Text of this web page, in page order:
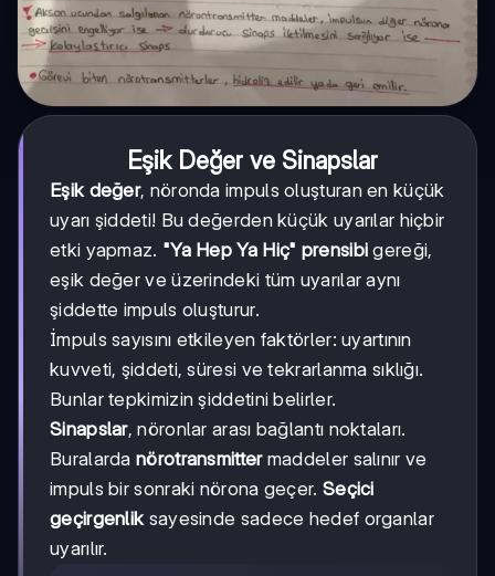
Eşik Değer ve Sinapslar
Eşik değer, nöronda impuls oluşturan en küçük
uyarı şiddeti! Bu değerden küçük uyarılar hiçbir
etki yapmaz. "Ya Hep Ya Hiç" prensibi gereği,
eşik değer ve üzerindeki tüm uyarılar aynı
şiddette impuls oluşturur.
İmpuls sayısını etkileyen faktörler: uyartının
kuvveti, şiddeti, süresi ve tekrarlanma sıklığı.
Bunlar tepkimizin şiddetini belirler.
Sinapslar, nöronlar arası bağlantı noktaları.
Buralardanörotransmittermaddeler salınır ve
impuls bir sonraki nörona geçer. Seçici
geçirgenlik sayesinde sadece hedef organlar
uyarılır.